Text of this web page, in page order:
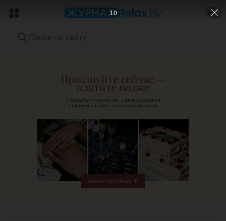
ЭФФЕКТИВНАЯ РЕКЛАМА НА САЙТЕ
8